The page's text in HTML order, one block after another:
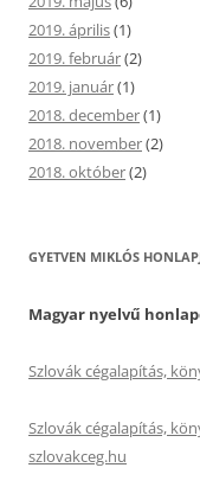
2019. április(1)
2019. február(2)
2019. január(1)
2018. december(1)
2018. november(2)
2018. október(2)
GYETVEN MIKLÓS
Magyar nyelvű
Szlovák cégalapítás,
Szlovák cégalapítás,
szlovakceg.hu